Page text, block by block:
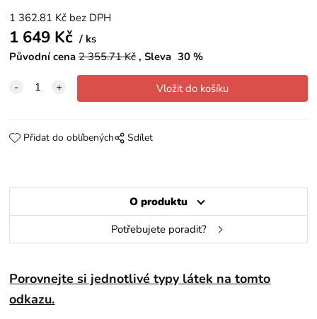
1 362.81 Kč bez DPH
1 649 Kč
ks
Původní cena 2 355.71Kč Sleva 30 %
Přidat do oblíbených Sdílet
O produktu
Potřebujete poradit?
Porovnejte si jednotlivé typy látek na tomto
odkazu.